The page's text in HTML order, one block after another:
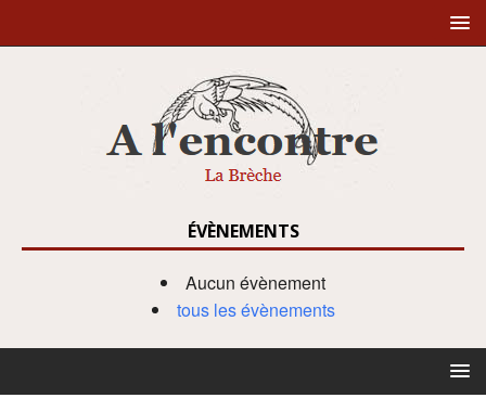
ÉVÈNEMENTS
Aucun évènement
tous les évènements